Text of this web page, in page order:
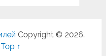
Copyright © 2026.
↑